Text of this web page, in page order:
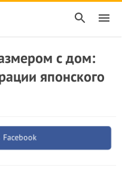
с дом:
японского
Facebook